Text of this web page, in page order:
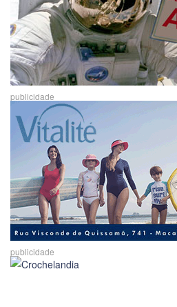
publicidade
publicidade